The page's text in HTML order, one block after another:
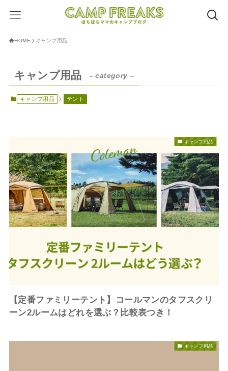
HOME キャンプ用品
キャンプ用品 – category –
キャンプ用品 テント
キャンプ用品
【定番ファミリーテント】コールマンのタフスクリ
ーン2ルームはどれを選ぶ？比較表つき！
キャンプ用品